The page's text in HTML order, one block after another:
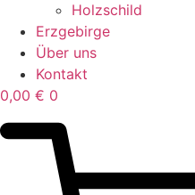
Holzschild
Erzgebirge
Über uns
Kontakt
0,00 € 0